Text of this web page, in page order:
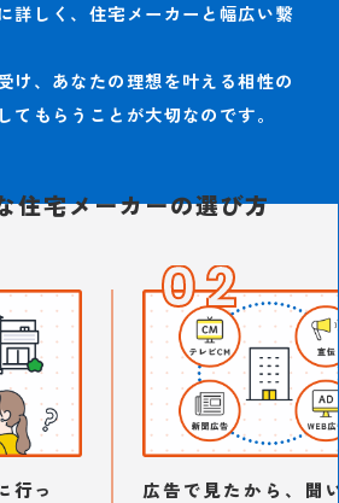
詳しく、 住宅メーカーと幅広い繋
け、あなたの理想を叶える相性の
てもらうことが大切なのです。
住宅メーカーの選び方
行っ
02
広告で見たから、聞